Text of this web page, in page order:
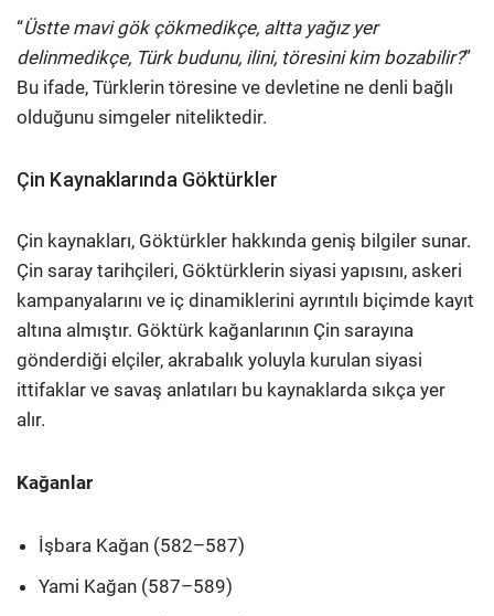
“Üstte mavi gök çökmedikçe, altta yağız yer
delinmedikçe, Türk budunu, ilini, töresini kim bozabilir?”
Bu ifade, Türklerin töresine ve devletine ne denli bağlı
olduğunu simgeler niteliktedir.
Çin Kaynaklarında Göktürkler
Çin kaynakları, Göktürkler hakkında geniş bilgiler sunar.
Çin saray tarihçileri, Göktürklerin siyasi yapısını, askeri
kampanyalarını ve iç dinamiklerini ayrıntılı biçimde kayıt
altına almıştır. Göktürk kağanlarının Çin sarayına
gönderdiği elçiler, akrabalık yoluyla kurulan siyasi
ittifaklar ve savaş anlatıları bu kaynaklarda sıkça yer
alır.
Kağanlar
İşbara Kağan (582–587)
Yami Kağan (587–589)